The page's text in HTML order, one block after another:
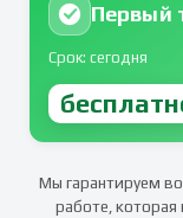
Первый
Срок: сегодня
Мы гарантируем
работе, которая